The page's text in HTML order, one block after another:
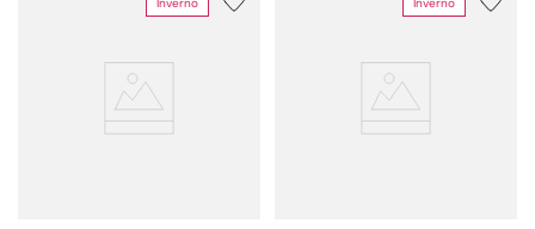
Inverno Inverno